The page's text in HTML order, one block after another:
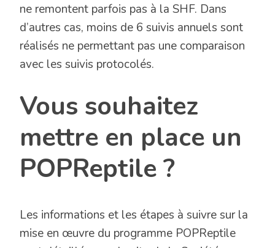
ne remontent parfois pas à la SHF. Dans
d’autres cas, moins de 6 suivis annuels sont
réalisés ne permettant pas une comparaison
avec les suivis protocolés.
Vous souhaitez
mettre en place un
POPReptile ?
Les informations et les étapes à suivre sur la
mise en œuvre du programme POPReptile